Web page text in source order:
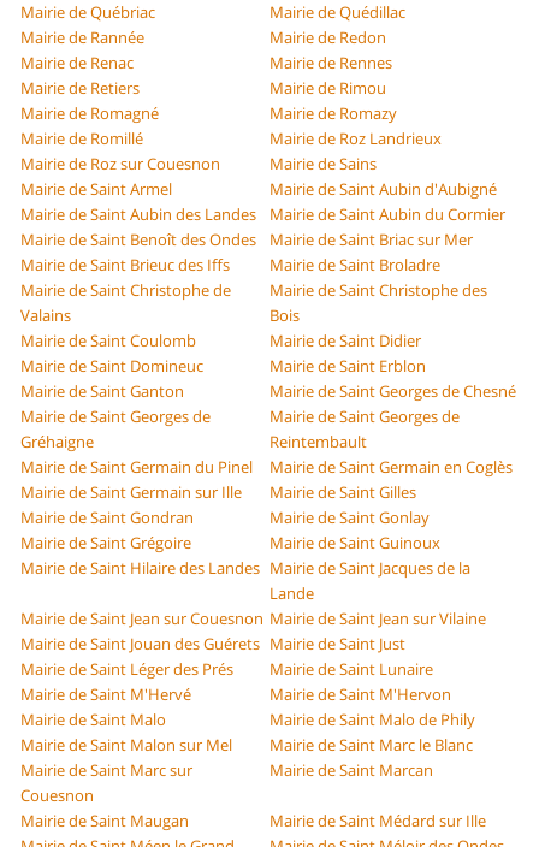
Mairie de Québriac
Mairie de Quédillac
Mairie de Rannée
Mairie de Redon
Mairie de Renac
Mairie de Rennes
Mairie de Retiers
Mairie de Rimou
Mairie de Romagné
Mairie de Romazy
Mairie de Romillé
Mairie de Roz Landrieux
Mairie de Roz sur Couesnon
Mairie de Sains
Mairie de Saint Armel
Mairie de Saint Aubin d'Aubigné
Mairie de Saint Aubin des Landes
Mairie de Saint Aubin du Cormier
Mairie de Saint Benoît des Ondes
Mairie de Saint Briac sur Mer
Mairie de Saint Brieuc des Iffs
Mairie de Saint Broladre
Mairie de Saint Christophe de
Valains
Mairie de Saint Christophe des
Bois
Mairie de Saint Coulomb
Mairie de Saint Didier
Mairie de Saint Domineuc
Mairie de Saint Erblon
Mairie de Saint Ganton
Mairie de Saint Georges de Chesné
Mairie de Saint Georges de
Gréhaigne
Mairie de Saint Georges de
Reintembault
Mairie de Saint Germain du Pinel
Mairie de Saint Germain en Coglès
Mairie de Saint Germain sur Ille
Mairie de Saint Gilles
Mairie de Saint Gondran
Mairie de Saint Gonlay
Mairie de Saint Grégoire
Mairie de Saint Guinoux
Mairie de Saint Hilaire des Landes Mairie de Saint Jacques de la
Lande
Mairie de Saint Jean sur Couesnon Mairie de Saint Jean sur Vilaine
Mairie de Saint Jouan des Guérets Mairie de Saint Just
Mairie de Saint Léger des Prés
Mairie de Saint Lunaire
Mairie de Saint M'Hervé
Mairie de Saint M'Hervon
Mairie de Saint Malo
Mairie de Saint Malo de Phily
Mairie de Saint Malon sur Mel
Mairie de Saint Marc le Blanc
Mairie de Saint Marc sur
Couesnon
Mairie de Saint Marcan
Mairie de Saint Maugan
Mairie de Saint Médard sur Ille